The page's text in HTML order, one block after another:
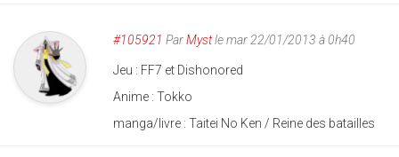
#105921 ParMystle mar 22/01/2013 à 0h40
Jeu : FF7 et Dishonored
Anime : Tokko
manga/livre : Taitei No Ken / Reine des batailles